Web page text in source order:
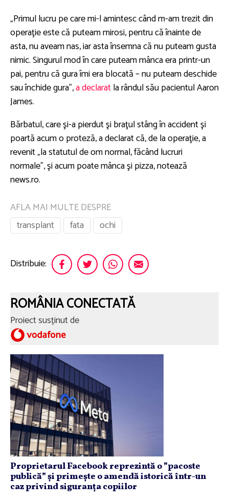
„Primul lucru pe care mi-l amintesc când m-am trezit din
operaţie este că puteam mirosi, pentru că înainte de
asta, nu aveam nas, iar asta însemna că nu puteam gusta
nimic. Singurul mod în care puteam mânca era printr-un
pai, pentru că gura îmi era blocată – nu puteam deschide
sau închide gura”,a declaratla rândul său pacientul Aaron
James.
Bărbatul, care şi-a pierdut şi braţul stâng în accident şi
poartă acum o proteză, a declarat că, de la operaţie, a
revenit „la statutul de om normal, făcând lucruri
normale”, şi acum poate mânca şi pizza, notează
news.ro.
AFLA MAI MULTE DESPRE
transplant
fata ochi
Distribuie:
ROMÂNIA CONECTATĂ
Proiect susținut de
Proprietarul Facebook reprezintă o ”pacoste
publică” și primește o amendă istorică într-un
caz privind siguranța copiilor